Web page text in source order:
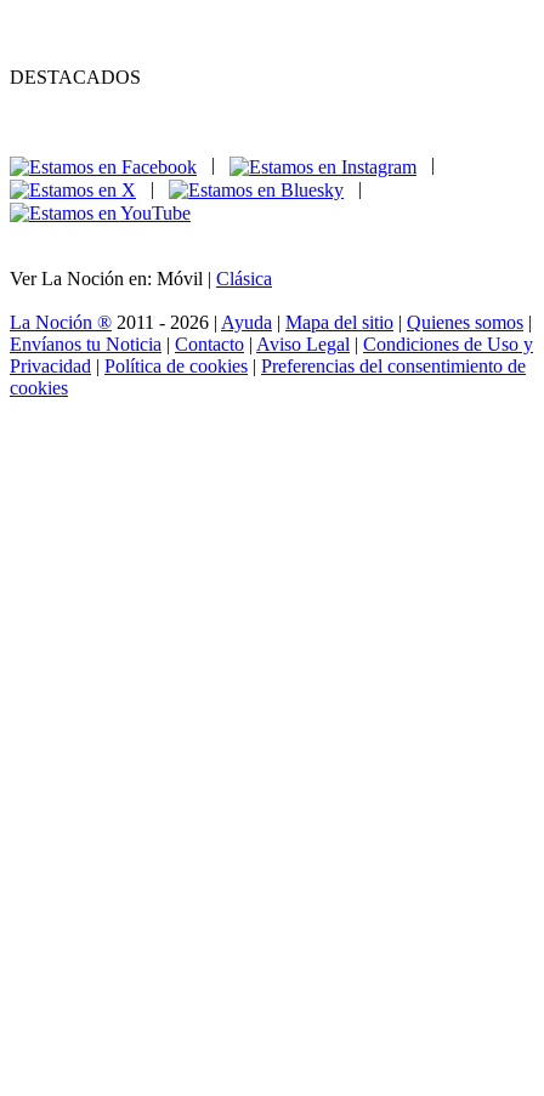
DESTACADOS
|
|
Ver La Noción en: Móvil | Clásica
La Noción ® 2011 - 2026 | Ayuda | Mapa del sitio | Quienes somos |
Envíanos tu Noticia | Contacto | Aviso Legal | Condiciones de Uso y
Privacidad | Política de cookies | Preferencias del consentimiento de
cookies